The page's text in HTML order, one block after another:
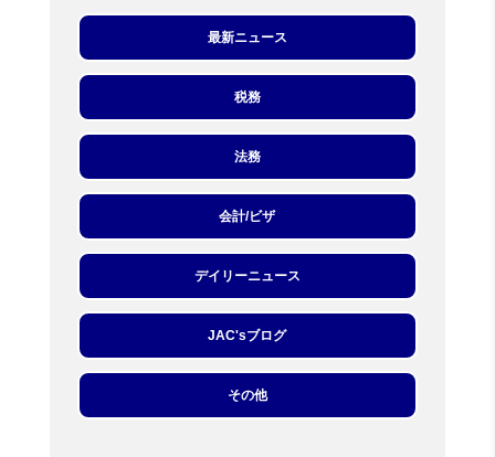
最新ニュース
税務
法務
会計/ビザ
デイリーニュース
JAC'sブログ
その他